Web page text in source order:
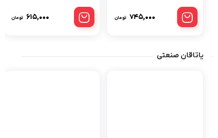
۷۴۵,۰۰۰ تومان ۶۱۵,۰۰۰ تومان
یاتاقان صنعتی